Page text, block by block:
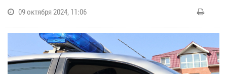
09 октября 2024, 11:06